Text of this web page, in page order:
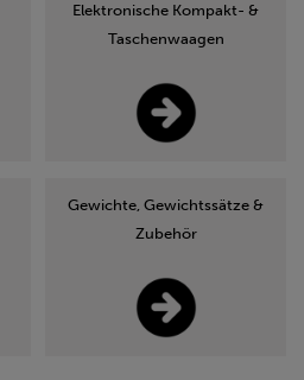
Elektronische Kompakt- &
Taschenwaagen
Gewichte, Gewichtssätze &
Zubehör